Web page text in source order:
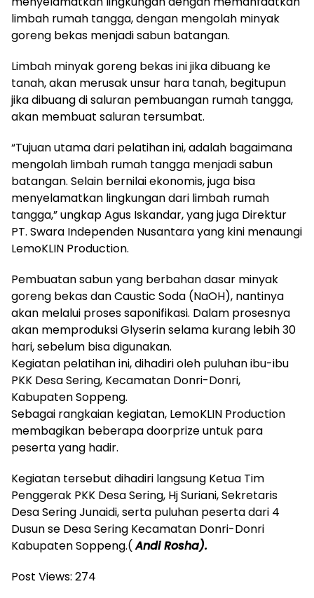
limbah rumah tangga, dengan mengolah minyak
goreng bekas menjadi sabun batangan.
Limbah minyak goreng bekas ini jika dibuang ke
tanah, akan merusak unsur hara tanah, begitupun
jika dibuang di saluran pembuangan rumah tangga,
akan membuat saluran tersumbat.
“Tujuan utama dari pelatihan ini, adalah bagaimana
mengolah limbah rumah tangga menjadi sabun
batangan. Selain bernilai ekonomis, juga bisa
menyelamatkan lingkungan dari limbah rumah
tangga,” ungkap Agus Iskandar, yang juga Direktur
PT. Swara Independen Nusantara yang kini menaungi
LemoKLIN Production.
Pembuatan sabun yang berbahan dasar minyak
goreng bekas dan Caustic Soda (NaOH), nantinya
akan melalui proses saponifikasi. Dalam prosesnya
akan memproduksi Glyserin selama kurang lebih 30
hari, sebelum bisa digunakan.
Kegiatan pelatihan ini, dihadiri oleh puluhan ibu-ibu
PKK Desa Sering, Kecamatan Donri-Donri,
Kabupaten Soppeng.
Sebagai rangkaian kegiatan, LemoKLIN Production
membagikan beberapa doorprize untuk para
peserta yang hadir.
Kegiatan tersebut dihadiri langsung Ketua Tim
Penggerak PKK Desa Sering, Hj Suriani, Sekretaris
Desa Sering Junaidi, serta puluhan peserta dari 4
Dusun se Desa Sering Kecamatan Donri-Donri
Kabupaten Soppeng.(Andi Rosha).
Post Views: 274